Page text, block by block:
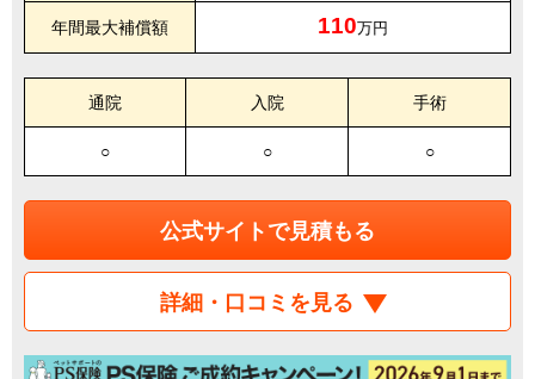
年間最大補償額 110万円
通院 入院 手術
○ ○ ○
公式サイトで見積もる
詳細・口コミを見る